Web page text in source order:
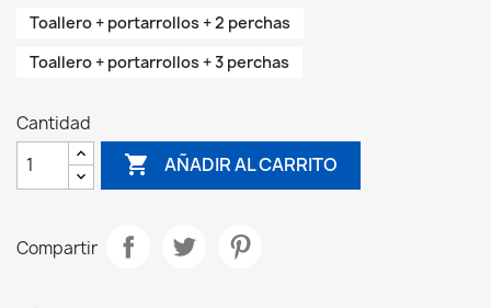
Toallero + portarrollos + 2 perchas
Toallero + portarrollos + 3 perchas
Cantidad
 AÑADIR AL CARRITO
Compartir